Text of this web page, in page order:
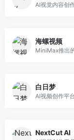
海螺视频
白日梦
NextCut AI